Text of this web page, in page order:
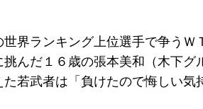
界ランキング上位選手で争うＷ
んだ１６歳の張本美和（木下
若武者は「負けたので悔しい